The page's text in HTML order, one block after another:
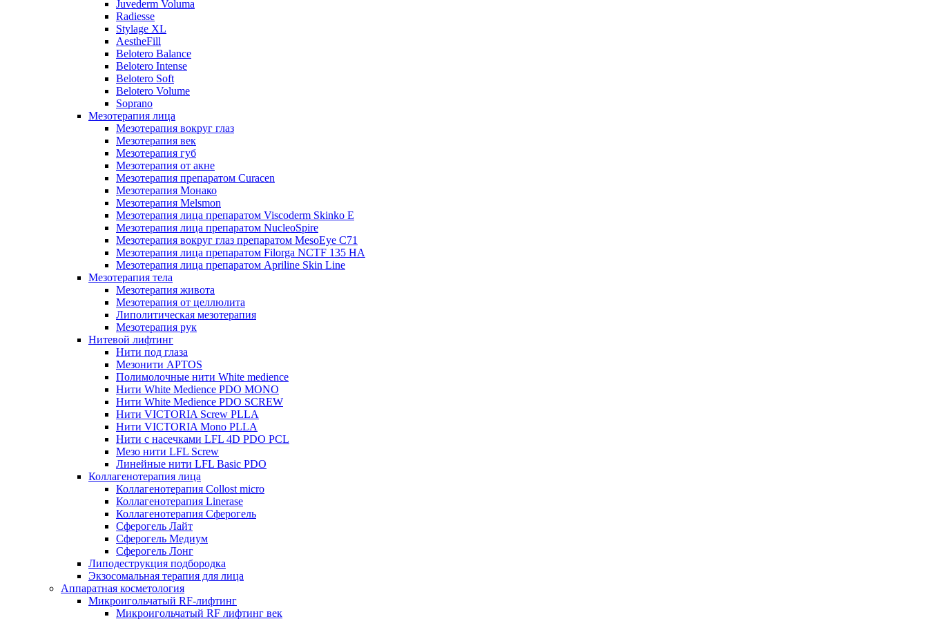
Juvederm Voluma
Radiesse
Stylage XL
AestheFill
Belotero Balance
Belotero Intense
Belotero Soft
Belotero Volume
Soprano
Мезотерапия лица
Мезотерапия вокруг глаз
Мезотерапия век
Мезотерапия губ
Мезотерапия от акне
Мезотерапия препаратом Curacen
Мезотерапия Монако
Мезотерапия Melsmon
Мезотерапия лица препаратом Viscoderm Skinko E
Мезотерапия лица препаратом NucleoSpire
Мезотерапия вокруг глаз препаратом MesoEye С71
Мезотерапия лица препаратом Filorga NCTF 135 HA
Мезотерапия лица препаратом Apriline Skin Line
Мезотерапия тела
Мезотерапия живота
Мезотерапия от целлюлита
Липолитическая мезотерапия
Мезотерапия рук
Нитевой лифтинг
Нити под глаза
Мезонити APTOS
Полимолочные нити White medience
Нити White Medience PDO MONO
Нити White Medience PDO SCREW
Нити VICTORIA Screw PLLA
Нити VICTORIA Mono PLLA
Нити с насечками LFL 4D PDO PCL
Мезо нити LFL Screw
Линейные нити LFL Basic PDO
Коллагенотерапия лица
Коллагенотерапия Collost micro
Коллагенотерапия Linerase
Коллагенотерапия Сферогель
Сферогель Лайт
Сферогель Медиум
Сферогель Лонг
Липодеструкция подбородка
Экзосомальная терапия для лица
Аппаратная косметология
Микроигольчатый RF-лифтинг
Микроигольчатый RF лифтинг век